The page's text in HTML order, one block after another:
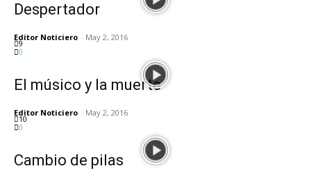
Despertador
Editor Noticiero - May 2, 2016
9
0
El músico y la muerte
Editor Noticiero - May 2, 2016
10
0
Cambio de pilas